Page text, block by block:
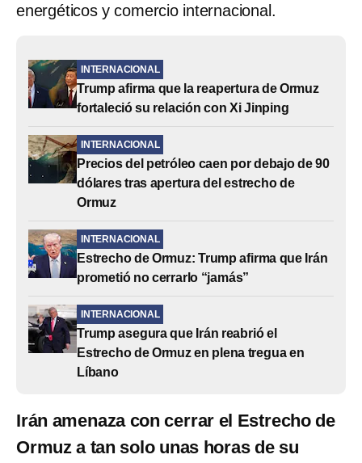
energéticos y comercio internacional.
INTERNACIONAL
Trump afirma que la reapertura de Ormuz
fortaleció su relación con Xi Jinping
INTERNACIONAL
Precios del petróleo caen por debajo de 90
dólares tras apertura del estrecho de
Ormuz
INTERNACIONAL
Estrecho de Ormuz: Trump afirma que Irán
prometió no cerrarlo “jamás”
INTERNACIONAL
Trump asegura que Irán reabrió el
Estrecho de Ormuz en plena tregua en
Líbano
Irán amenaza con cerrar el Estrecho de
Ormuz a tan solo unas horas de su